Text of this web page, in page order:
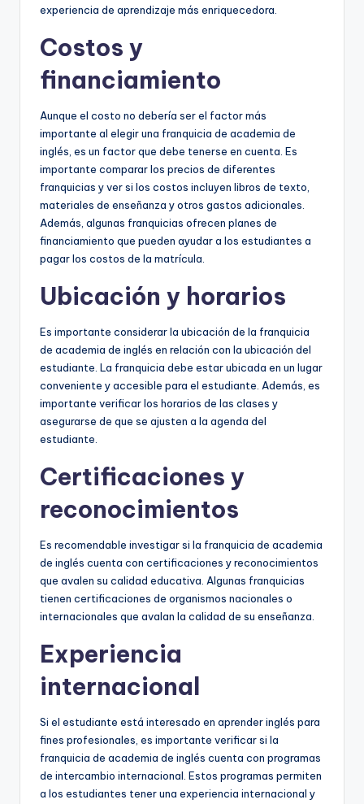
experiencia de aprendizaje más enriquecedora.
Costos y
financiamiento
Aunque el costo no debería ser el factor más
importante al elegir una franquicia de academia de
inglés, es un factor que debe tenerse en cuenta. Es
importante comparar los precios de diferentes
franquicias y ver si los costos incluyen libros de texto,
materiales de enseñanza y otros gastos adicionales.
Además, algunas franquicias ofrecen planes de
financiamiento que pueden ayudar a los estudiantes a
pagar los costos de la matrícula.
Ubicación y horarios
Es importante considerar la ubicación de la franquicia
de academia de inglés en relación con la ubicación del
estudiante. La franquicia debe estar ubicada en un lugar
conveniente y accesible para el estudiante. Además, es
importante verificar los horarios de las clases y
asegurarse de que se ajusten a la agenda del
estudiante.
Certificaciones y
reconocimientos
Es recomendable investigar si la franquicia de academia
de inglés cuenta con certificaciones y reconocimientos
que avalen su calidad educativa. Algunas franquicias
tienen certificaciones de organismos nacionales o
internacionales que avalan la calidad de su enseñanza.
Experiencia
internacional
Si el estudiante está interesado en aprender inglés para
fines profesionales, es importante verificar si la
franquicia de academia de inglés cuenta con programas
de intercambio internacional. Estos programas permiten
a los estudiantes tener una experiencia internacional y